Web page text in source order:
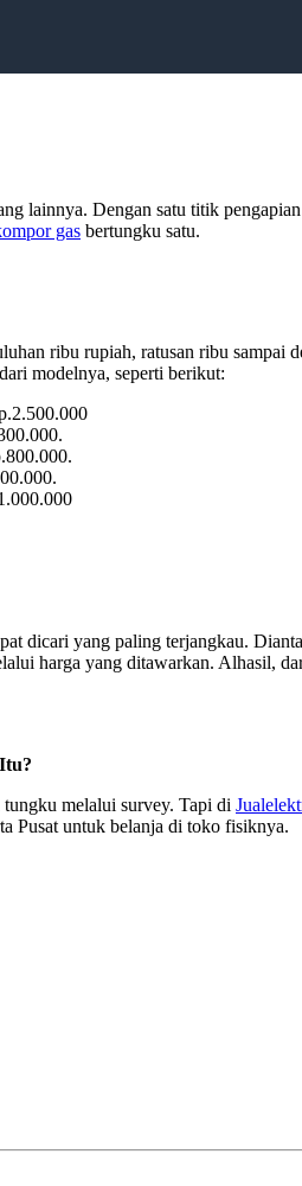
lainnya. Dengan satu titik
gas bertungku satu.
ribu rupiah, ratusan ribu sampai
modelnya, seperti berikut:
dicari yang paling terjangkau.
harga yang ditawarkan. Alhasil,
melalui survey. Tapi di
Pusat untuk belanja di toko fisiknya.